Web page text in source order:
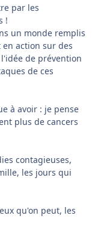
par les
!
un monde remplis
action sur des
de prévention
de ces
à avoir : je pense
plus de cancers
contagieuses,
les jours qui
qu'on peut, les